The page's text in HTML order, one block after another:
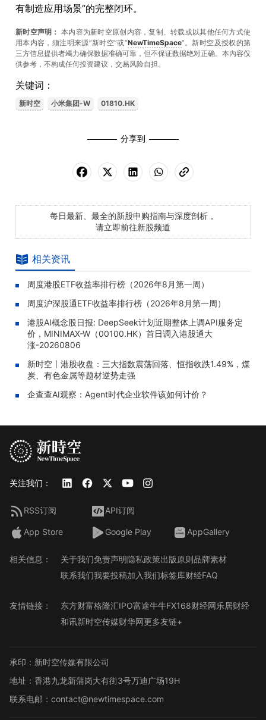
有制造应用场景”的完整闭环。
新时空声明： 本内容为新时空原创内容，复制、转载或以其他任何方式使
用本内容，须注明来源“新时空”或“NewTimeSpace”。新时空及授权的第
三方信息提供者竭力确保数据准确可靠，但不保证数据绝对正确。本內容仅
供参考，不构成任何投资建议，交易风险自担。
关键词：
新时空 小米集团-W 01810.HK
分享到
每日最新、最全的新股申购指南与深度剖析，
请立即前往新股频道
相关资讯
周度港股ETF收益率排行榜（2026年8月第一周）
周度沪深股通ETF收益率排行榜（2026年8月第一周）
港股AI概念股日报: DeepSeek计划近期整体上调API服务定
价，MINIMAX-W（00100.HK）首日调入港股通大
涨-20260806
新时空丨港股收盘：三大指数震荡回落、恒指收跌1.49%，煤
炭、有色金属等题材逆势走强
企查查AI观察：Agent时代企业软件该如何计价？
关注我们：
RSS订阅 API订阅
App Store Google Play AppGallery
相关信息： 关于我们免责声明隐私政策出版原则品牌素材
联系我们我要投稿加入我们标签库财经FAQ
友情链接： 东方财富格隆汇IPO富途牛牛FX168财经网乐居财经
和讯新时空传媒财华网更多友链+
承印：新时空传媒有限公司
地址：香港九龙新蒲岗大有街3号万迪广场19H
联系电邮：contact@newtimespace.com